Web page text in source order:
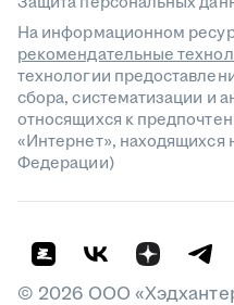
На информационном
рекомендательные
технологии
сбора, систематизации и
относящихся к
«Интернет», находящихся
Федерации)
© 2026 ООО